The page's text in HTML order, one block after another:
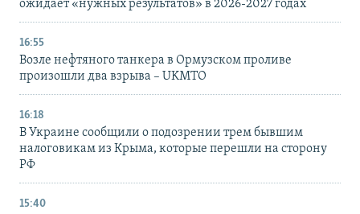
ожидает «нужных результатов» в 2026-2027 годах
16:55
Возле нефтяного танкера в Ормузском проливе
произошли два взрыва – UKMTO
16:18
В Украине сообщили о подозрении трем бывшим
налоговикам из Крыма, которые перешли на сторону
РФ
15:40